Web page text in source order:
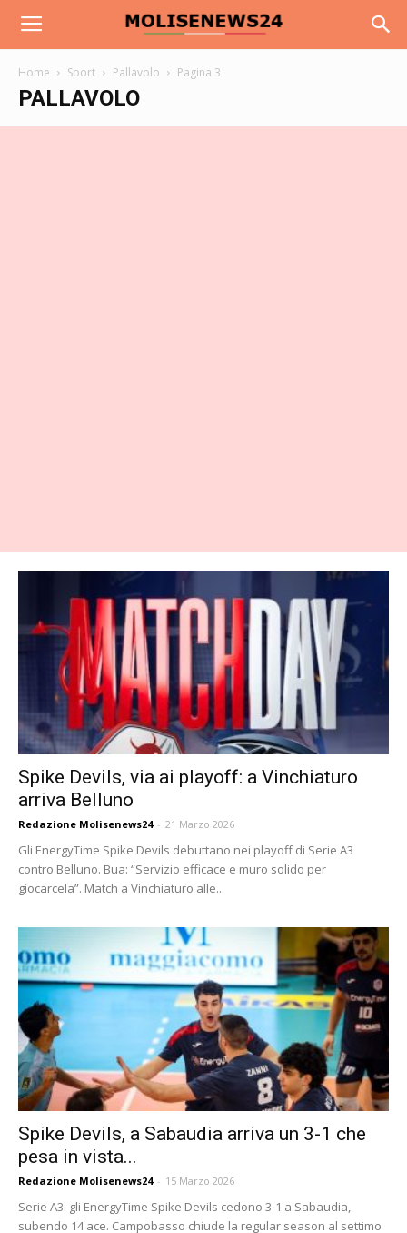
Home Sport Pallavolo Pagina 3
PALLAVOLO
Spike Devils, via ai playoff: a Vinchiaturo
arriva Belluno
Redazione Molisenews24 - 21 Marzo 2026
Gli EnergyTime Spike Devils debuttano nei playoff di Serie A3
contro Belluno. Bua: “Servizio efficace e muro solido per
giocarcela”. Match a Vinchiaturo alle...
Spike Devils, a Sabaudia arriva un 3-1 che
pesa in vista...
Redazione Molisenews24 - 15 Marzo 2026
Serie A3: gli EnergyTime Spike Devils cedono 3-1 a Sabaudia,
subendo 14 ace. Campobasso chiude la regular season al settimo